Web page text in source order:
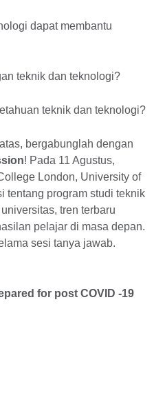
dapat membantu
teknik dan teknologi?
teknik dan teknologi?
bergabunglah dengan
! Pada 11 Agustus,
London, University of
tentang program studi teknik
tren terbaru
pelajar di masa depan.
sesi tanya jawab.
for post COVID -19